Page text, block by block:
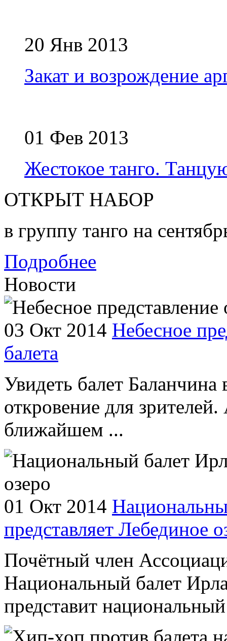
20 Янв 2013
Закат и возрождение
01 Фев 2013
Жестокое танго.
ОТКРЫТ НАБОР
в группу танго на
Подробнее
Новости
03 Окт 2014 Небесное
балета
Увидеть балет
откровение для
ближайшем ...
01 Окт 2014
представляет Лебединое
Почётный член
Национальный балет
представит